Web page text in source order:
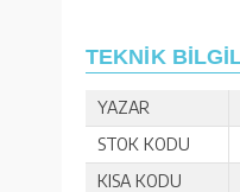
TEKNİK
YAZAR
STOK KODU
KISA KODU